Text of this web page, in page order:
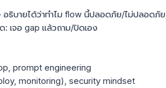
บายได้ว่าทำไม flow นี้ปลอดภัย/ไม่ปลอดภัย,
: เจอ gap แล้วถาม/ปิดเอง
prompt engineering
monitoring), security mindset